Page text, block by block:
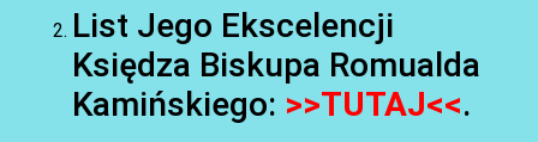
List Jego Ekscelencji
Księdza Biskupa Romualda
Kamińskiego: >>TUTAJ<<.